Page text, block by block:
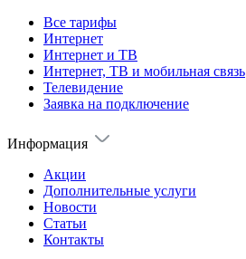
Все тарифы
Интернет
Интернет и ТВ
Интернет, ТВ и мобильная связь
Телевидение
Заявка на подключение
Информация
Акции
Дополнительные услуги
Новости
Статьи
Контакты